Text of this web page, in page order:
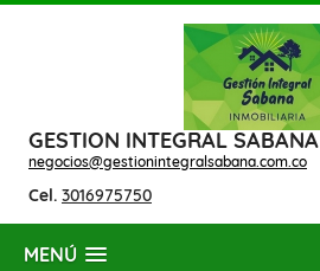
GESTION INTEGRAL SABANA
negocios@gestionintegralsabana.com.co
Cel. 3016975750
MENÚ